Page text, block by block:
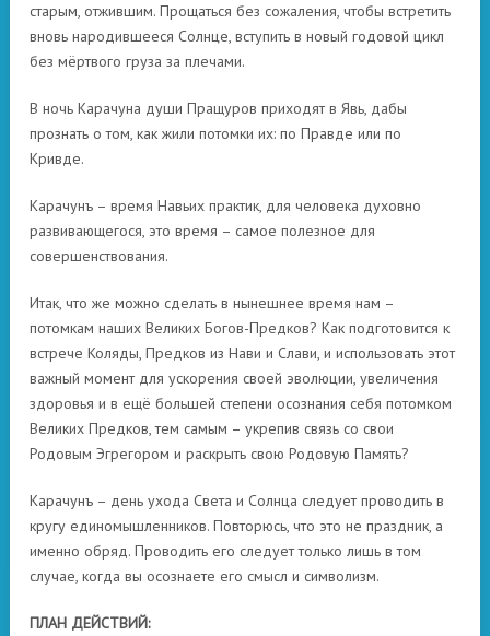
старым, отжившим. Прощаться без сожаления, чтобы встретить
вновь народившееся Солнце, вступить в новый годовой цикл
без мёртвого груза за плечами.
В ночь Карачуна души Пращуров приходят в Явь, дабы
прознать о том, как жили потомки их: по Правде или по
Кривде.
Карачунъ – время Навьих практик, для человека духовно
развивающегося, это время – самое полезное для
совершенствования.
Итак, что же можно сделать в нынешнее время нам –
потомкам наших Великих Богов-Предков? Как подготовится к
встрече Коляды, Предков из Нави и Слави, и использовать этот
важный момент для ускорения своей эволюции, увеличения
здоровья и в ещё большей степени осознания себя потомком
Великих Предков, тем самым – укрепив связь со свои
Родовым Эгрегором и раскрыть свою Родовую Память?
Карачунъ – день ухода Света и Солнца следует проводить в
кругу единомышленников. Повторюсь, что это не праздник, а
именно обряд. Проводить его следует только лишь в том
случае, когда вы осознаете его смысл и символизм.
ПЛАН ДЕЙСТВИЙ: